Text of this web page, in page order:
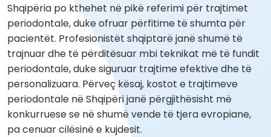
Shqipëria po kthehet në pikë referimi për trajtimet
periodontale, duke ofruar përfitime të shumta për
pacientët. Profesionistët shqiptarë janë shumë të
trajnuar dhe të përditësuar mbi teknikat më të fundit
periodontale, duke siguruar trajtime efektive dhe të
personalizuara. Përveç kësaj, kostot e trajtimeve
periodontale në Shqipëri janë përgjithësisht më
konkurruese se në shumë vende të tjera evropiane,
pa cenuar cilësinë e kujdesit.